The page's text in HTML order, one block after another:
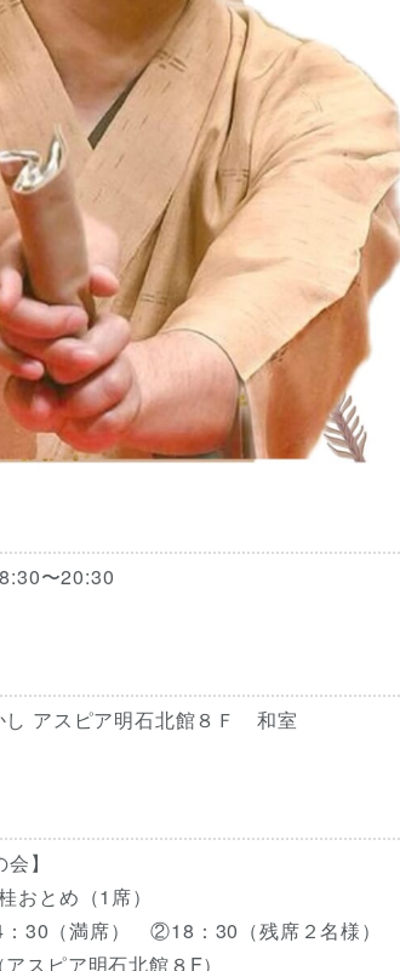
〜20:30
し アスピア明石北館８Ｆ 和室
】
おとめ（1席）
30（満席） ②18：30（残席２名様）
スピア明石北館８F）